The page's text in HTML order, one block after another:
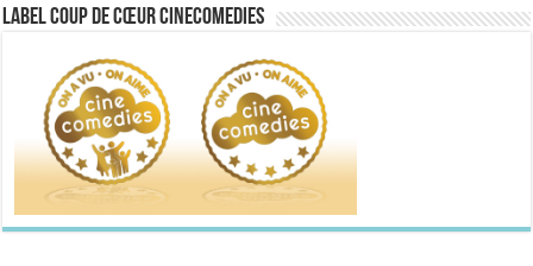
Label Coup de Cœur CineComedies